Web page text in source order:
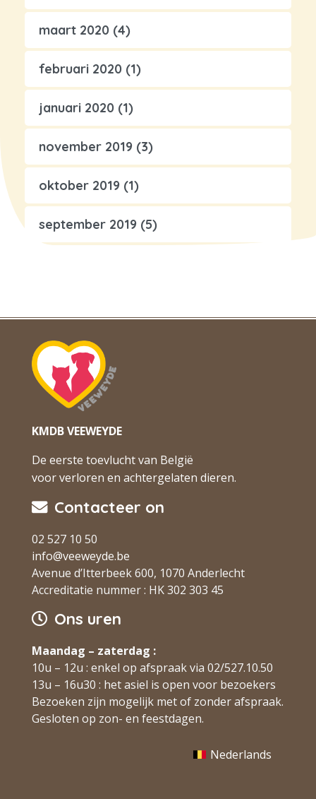
maart 2020 (4)
februari 2020 (1)
januari 2020 (1)
november 2019 (3)
oktober 2019 (1)
september 2019 (5)
KMDB VEEWEYDE
De eerste toevlucht van België
voor verloren en achtergelaten dieren.
Contacteer on
02 527 10 50
info@veeweyde.be
Avenue d’Itterbeek 600, 1070 Anderlecht
Accreditatie nummer : HK 302 303 45
Ons uren
Maandag – zaterdag :
10u – 12u : enkel op afspraak via 02/527.10.50
13u – 16u30 : het asiel is open voor bezoekers
Bezoeken zijn mogelijk met of zonder afspraak.
Gesloten op zon- en feestdagen.
Nederlands